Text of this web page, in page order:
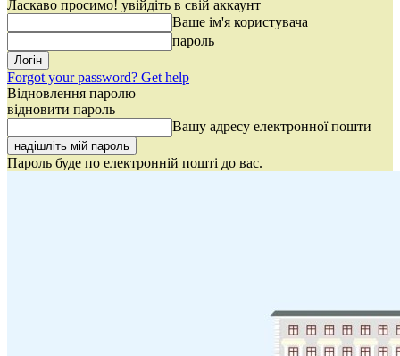
Ласкаво просимо! увійдіть в свій аккаунт
Ваше ім'я користувача
пароль
Forgot your password? Get help
Відновлення паролю
відновити пароль
Вашу адресу електронної пошти
Пароль буде по електронній пошті до вас.